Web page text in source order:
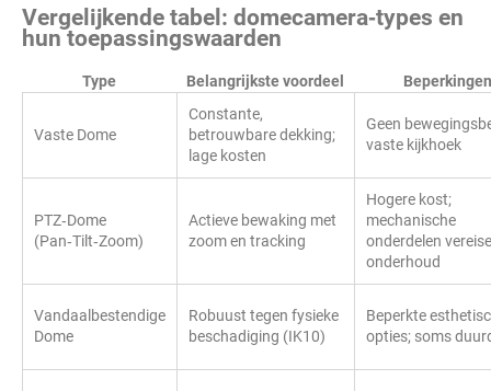
Vergelijkende tabel: domecamera‑types en
hun toepassingswaarden
Type Belangrijkste voordeel Beperkingen
Vaste Dome
Constante,
betrouwbare dekking;
lage kosten
Geen
vaste kijkhoek
PTZ‑Dome
(Pan‑Tilt‑Zoom)
Actieve bewaking met
zoom en tracking
Hogere kost;
mechanische
onderdelen
onderhoud
Vandaalbestendige
Dome
Robuust tegen fysieke
beschadiging (IK10)
Beperkte
opties; soms